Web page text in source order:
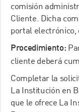
comisión
Cliente. Dicha
portal electrónico,
Procedimiento:
cliente deberá
Completar la
La Institución en
que le ofrece La